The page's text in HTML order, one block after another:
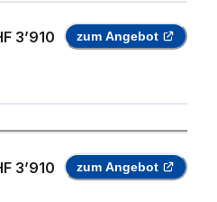
3’910 zum Angebot
3’910 zum Angebot